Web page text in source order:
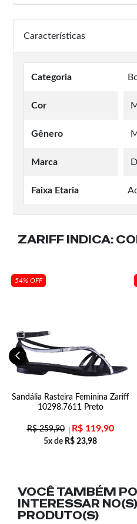
Características
Categoria
Cor
Gênero
Marca
Faixa Etaria
ZARIFF INDICA:
54% OFF
Sandália Rasteira Feminina Zariff
10298.7611 Preto
R$259,90 R$119,90
5x de R$ 23,98
VOCÊ TAMBÉM
INTERESSAR
PRODUTO(S)